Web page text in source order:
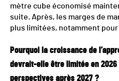
mètre cube économisé
suite. Après, les marges de
plus limitées, notamment pour
Pourquoi la croissance de
devrait-elle être limitée en
perspectives après 2027 ?